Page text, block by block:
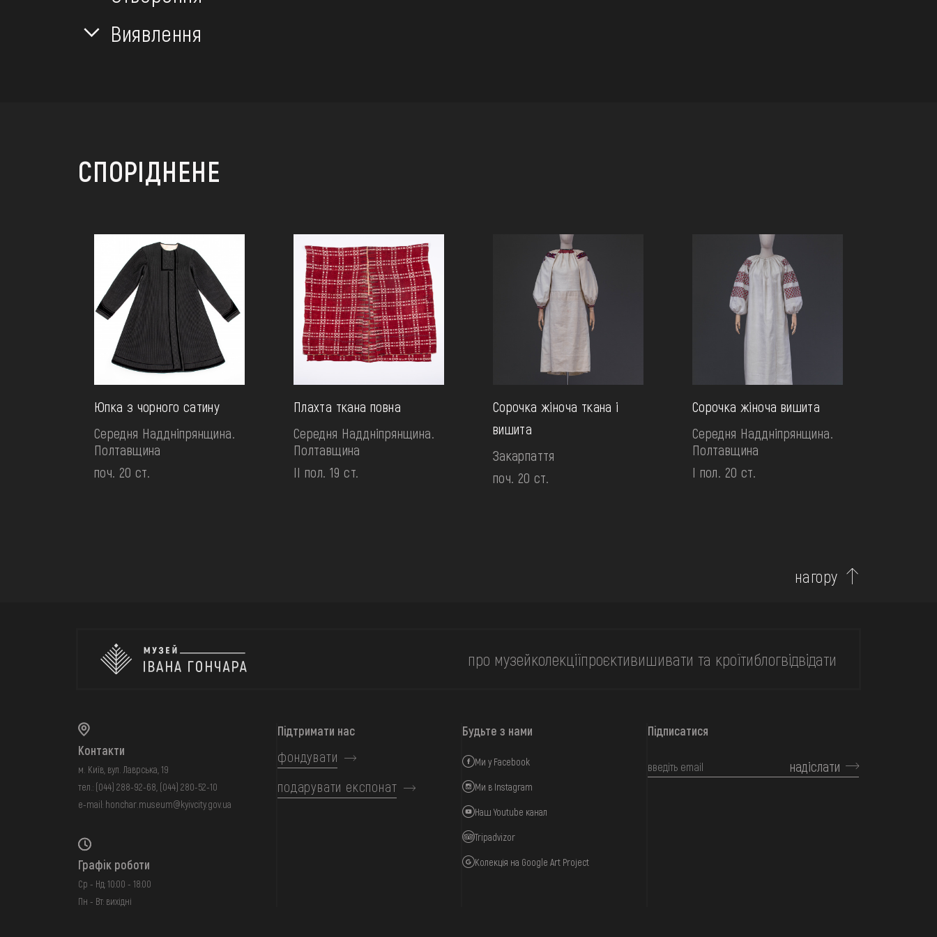
Виявлення
СПОРІДНЕНЕ
Юпка з чорного сатину
Середня Наддніпрянщина.
Полтавщина
поч. 20 ст.
Плахта ткана повна
Середня Наддніпрянщина.
Полтавщина
II пол. 19 ст.
Сорочка жіноча ткана і
вишита
Закарпаття
поч. 20 ст.
Сорочка жіноча вишита
Середня Наддніпрянщина.
Полтавщина
І пол. 20 ст.
нагору
про музейколекціїпроєктивишивати та кроїтиблогвідвідати
Контакти
м. Київ, вул. Лаврська, 19
тел.: (044) 288-92-68 (044) 280-52-10
e-mail: honchar.museum@kyivcity.gov.ua
Графік роботи
Ср - Нд: 10:00 - 18:00
Пн - Вт: вихідні
Підтримати нас
фондувати
подарувати експонат
Будьте з нами
Ми у Facebook
Ми в Instagram
Наш Youtube канал
Tripadvizor
Колекція на Google Art Project
Підписатися
надіслати